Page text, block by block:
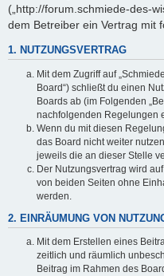
(„http://forum.schmiede-des-
dem Betreiber ein Vertrag mit
1. NUTZUNGSVERTRAG
Mit dem Zugriff auf
Board“) schließt du einen
Boards ab (im Folgenden
nachfolgenden Regelungen
Wenn du mit diesen
das Board nicht weiter
jeweils die an dieser Stelle
Der Nutzungsvertrag wird
von beiden Seiten ohne
werden.
2. EINRÄUMUNG VON
Mit dem Erstellen eines
zeitlich und räumlich
Beitrag im Rahmen des